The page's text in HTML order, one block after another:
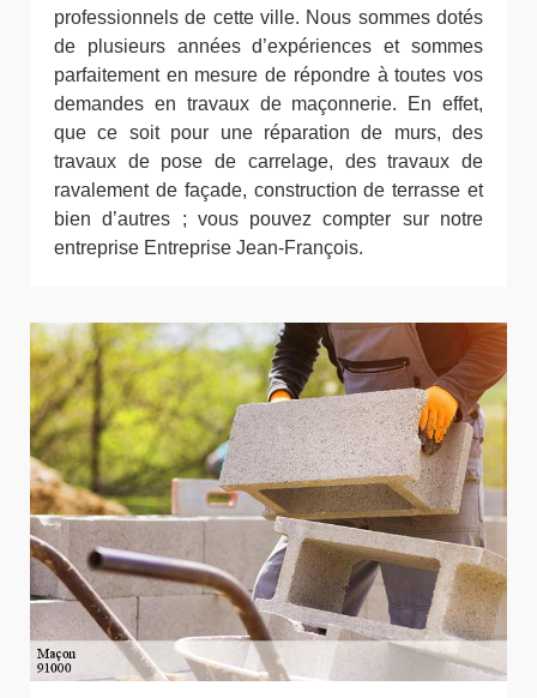
professionnels de cette ville. Nous sommes dotés
de plusieurs années d’expériences et sommes
parfaitement en mesure de répondre à toutes vos
demandes en travaux de maçonnerie. En effet,
que ce soit pour une réparation de murs, des
travaux de pose de carrelage, des travaux de
ravalement de façade, construction de terrasse et
bien d’autres ; vous pouvez compter sur notre
entreprise Entreprise Jean-François.